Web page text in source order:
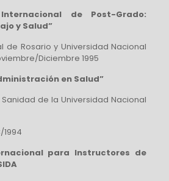
de Post-Grado:
y Salud”
de Rosario y Universidad Nacional
Diciembre 1995
en Salud”
de la Universidad Nacional
1994
para Instructores de